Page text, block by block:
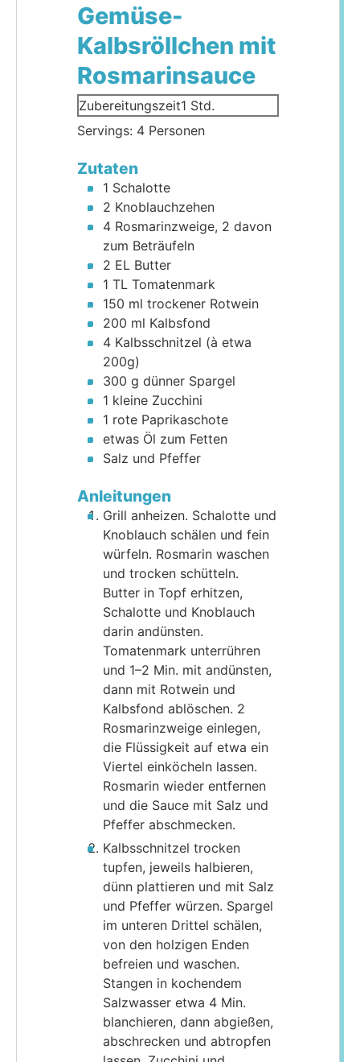
Gemüse-
Kalbsröllchen mit
Rosmarinsauce
Zubereitungszeit1 Stunde
Std.
Servings: 4 Personen
Zutaten
1 Schalotte
2 Knoblauchzehen
4 Rosmarinzweige, 2 davon
zum Beträufeln
2 EL Butter
1 TL Tomatenmark
150 ml trockener Rotwein
200 ml Kalbsfond
4 Kalbsschnitzel (à etwa
200g)
300 g dünner Spargel
1 kleine Zucchini
1 rote Paprikaschote
etwas Öl zum Fetten
Salz und Pfeffer
Anleitungen
Grill anheizen. Schalotte und
Knoblauch schälen und fein
würfeln. Rosmarin waschen
und trocken schütteln.
Butter in Topf erhitzen,
Schalotte und Knoblauch
darin andünsten.
Tomatenmark unterrühren
und 1–2 Min. mit andünsten,
dann mit Rotwein und
Kalbsfond ablöschen. 2
Rosmarinzweige einlegen,
die Flüssigkeit auf etwa ein
Viertel einköcheln lassen.
Rosmarin wieder entfernen
und die Sauce mit Salz und
Pfeffer abschmecken.
Kalbsschnitzel trocken
tupfen, jeweils halbieren,
dünn plattieren und mit Salz
und Pfeffer würzen. Spargel
im unteren Drittel schälen,
von den holzigen Enden
befreien und waschen.
Stangen in kochendem
Salzwasser etwa 4 Min.
blanchieren, dann abgießen,
abschrecken und abtropfen